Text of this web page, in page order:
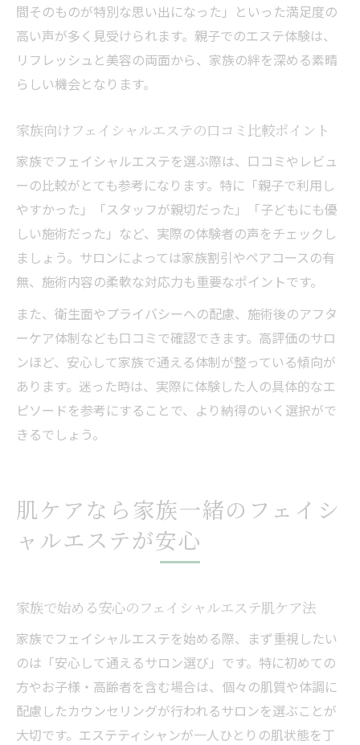
間そのものが特別な思い出になった」といった満足度の
高い声が多く見受けられます。親子でのエステ体験は、
リフレッシュと美容の両面から、家族の絆を深める素晴
らしい機会となります。
家族向けフェイシャルエステの口コミ比較ポイント
家族でフェイシャルエステを選ぶ際は、口コミやレビュ
ーの比較がとても参考になります。特に「親子で利用し
やすかった」「スタッフが親切だった」「子どもにも優
しい施術だった」など、実際の体験者の声をチェックし
ましょう。サロンによっては家族割引やペアコースの有
無、施術内容の柔軟な対応力も重要なポイントです。
また、衛生面やプライバシーへの配慮、施術後のアフタ
ーケア体制なども口コミで確認できます。高評価のサロ
ンほど、安心して家族で通える体制が整っている傾向が
あります。迷った時は、実際に体験した人の具体的なエ
ピソードを参考にすることで、より納得のいく選択がで
きるでしょう。
肌ケアなら家族一緒のフェイシ
ャルエステが安心
家族で始める安心のフェイシャルエステ肌ケア法
家族でフェイシャルエステを始める際、まず重視したい
のは「安心して通えるサロン選び」です。特に初めての
方やお子様・高齢者を含む場合は、個々の肌質や体調に
配慮したカウンセリングが行われるサロンを選ぶことが
大切です。エステティシャンが一人ひとりの肌状態を丁